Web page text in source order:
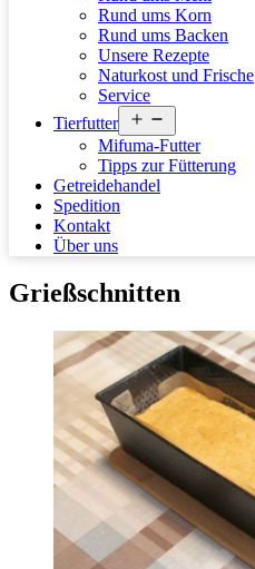
Rund ums Korn
Rund ums Backen
Unsere Rezepte
Naturkost und Frische
Service
Tierfutter
öffnen
Mifuma-Futter
Tipps zur Fütterung
Getreidehandel
Spedition
Kontakt
Über uns
Grießschnitten